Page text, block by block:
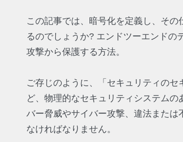
この記事では、暗号化を定義し、そ
るのでしょうか? エンドツーエンドの
攻撃から保護する方法。
ご存じのように、「セキュリティの
ど、物理的なセキュリティシステム
バー脅威やサイバー攻撃、違法また
なければなりません。